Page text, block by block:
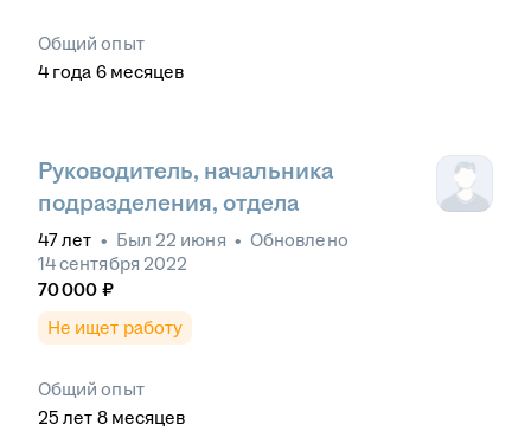
Общий опыт
4 года 6 месяцев
Руководитель, начальника
подразделения, отдела
47лет • Был 22 июня • Обновлено
14 сентября 2022
70 000 ₽
Не ищет работу
Общий опыт
25 лет 8 месяцев